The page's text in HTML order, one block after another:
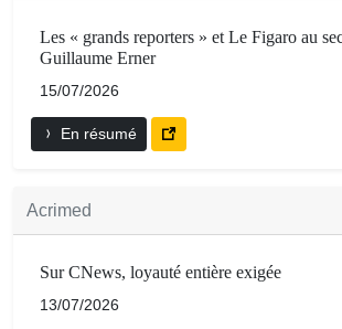
Les « grands reporters » et Le Figaro au
Guillaume Erner
15/07/2026
En résumé
Acrimed
Sur CNews, loyauté entière exigée
13/07/2026